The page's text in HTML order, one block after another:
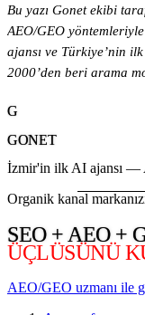
Bu yazı Gonet ekibi
AEO/GEO
ajansı ve Türkiye’nin
2000’den beri arama
G
GONET
İzmir'in ilk AI ajansı —
Organik kanal
SEO + AEO +
ÜÇLÜSÜNÜ
AEO/GEO uzmanı ile